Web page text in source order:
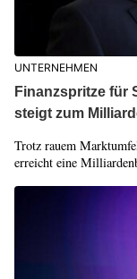
UNTERNEHMEN
Finanzspritze für
steigt zum
Trotz rauem
erreicht eine